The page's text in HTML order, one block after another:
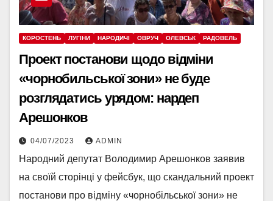
КОРОСТЕНЬ ЛУГІНИ НАРОДИЧІ ОВРУЧ ОЛЕВСЬК РАДОВЕЛЬ
Проект постанови щодо відміни
«чорнобильської зони» не буде
розглядатись урядом: нардеп
Арешонков
04/07/2023 ADMIN
Народний депутат Володимир Арешонков заявив
на своїй сторінці у фейсбук, що скандальний проект
постанови про відміну «чорнобільської зони» не